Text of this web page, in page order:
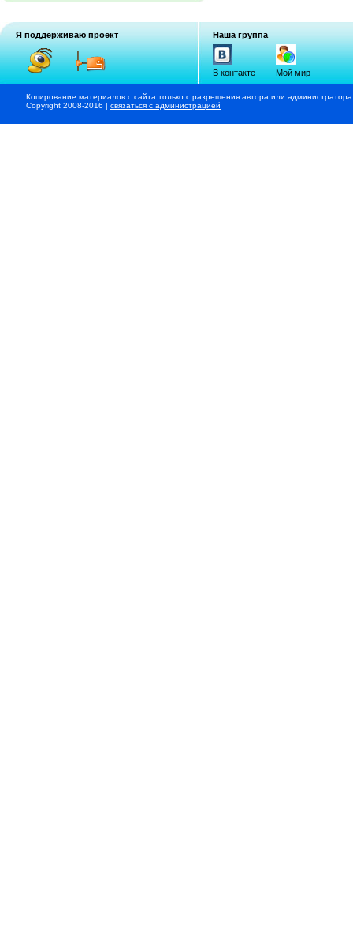
Я поддерживаю проект Наша группа
В контакте Мой мир
Копирование материалов с сайта только с разрешения автора или
Copyright 2008-2016 | связаться с администрацией